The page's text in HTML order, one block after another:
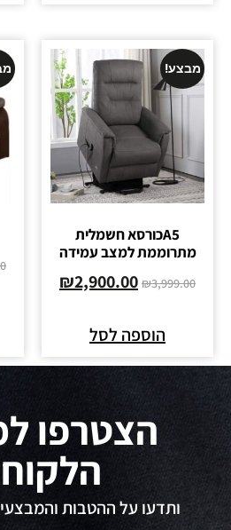
מבצע!
A5כורסא חשמלית
מתרוממת למצב עמידה
₪3,999.00
₪2,900.00
הוספה לסל
הצטרפו
ותדעו על ההטבות